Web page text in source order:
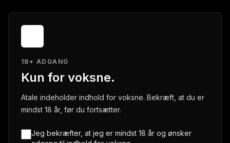
18+ ADGANG
Kun for voksne.
Atale indeholder indhold for voksne. Bekræft, at du er
mindst 18 år, før du fortsætter.
Jeg bekræfter, at jeg er mindst 18 år og ønsker